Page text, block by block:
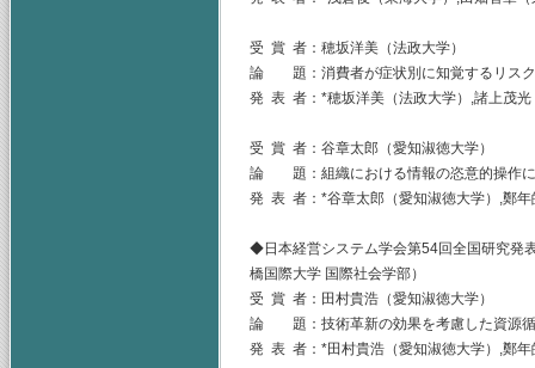
受 賞 者：穂坂洋美（法政大学）
論 題：消費者が症状別に知覚するリスク
発 表 者：*穂坂洋美（法政大学）,諸上茂光
受 賞 者：谷章太郎（愛知淑徳大学）
論 題：組織における情報の恣意的操作に
発 表 者：*谷章太郎（愛知淑徳大学）,鄭年
◆日本経営システム学会第54回全国研究発
橋国際大学 国際社会学部）
受 賞 者：田村貴浩（愛知淑徳大学）
論 題：技術革新の効果を考慮した資源循
発 表 者：*田村貴浩（愛知淑徳大学）,鄭年